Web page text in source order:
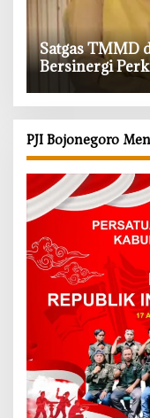
‎Satgas TMMD
Bersinergi
PJI Bojonegoro